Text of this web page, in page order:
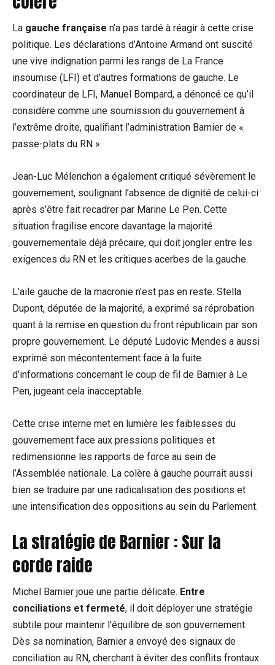
La gauche française n’a pas tardé à réagir à cette crise
politique. Les déclarations d’Antoine Armand ont suscité
une vive indignation parmi les rangs de La France
insoumise (LFI) et d’autres formations de gauche. Le
coordinateur de LFI, Manuel Bompard, a dénoncé ce qu’il
considère comme une soumission du gouvernement à
l’extrême droite, qualifiant l’administration Barnier de «
passe-plats du RN ».
Jean-Luc Mélenchon a également critiqué sévèrement le
gouvernement, soulignant l’absence de dignité de celui-ci
après s’être fait recadrer par Marine Le Pen. Cette
situation fragilise encore davantage la majorité
gouvernementale déjà précaire, qui doit jongler entre les
exigences du RN et les critiques acerbes de la gauche.
L’aile gauche de la macronie n’est pas en reste. Stella
Dupont, députée de la majorité, a exprimé sa réprobation
quant à la remise en question du front républicain par son
propre gouvernement. Le député Ludovic Mendes a aussi
exprimé son mécontentement face à la fuite
d’informations concernant le coup de fil de Barnier à Le
Pen, jugeant cela inacceptable.
Cette crise interne met en lumière les faiblesses du
gouvernement face aux pressions politiques et
redimensionne les rapports de force au sein de
l’Assemblée nationale. La colère à gauche pourrait aussi
bien se traduire par une radicalisation des positions et
une intensification des oppositions au sein du Parlement.
La stratégie de Barnier : Sur la
corde raide
Michel Barnier joue une partie délicate. Entre
conciliations et fermeté, il doit déployer une stratégie
subtile pour maintenir l’équilibre de son gouvernement.
Dès sa nomination, Barnier a envoyé des signaux de
conciliation au RN, cherchant à éviter des conflits frontaux